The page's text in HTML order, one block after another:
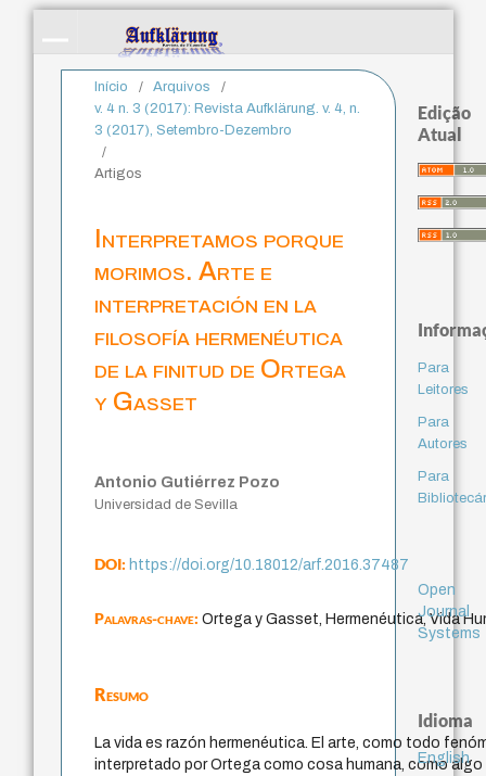
Início / Arquivos
/
v. 4 n. 3 (2017): Revista Aufklärung. v. 4, n.
3 (2017), Setembro-Dezembro
/
Artigos
Interpretamos porque
morimos. Arte e
interpretación en la
filosofía hermenéutica
de la finitud de Ortega
y Gasset
Antonio Gutiérrez Pozo
Universidad de Sevilla
DOI:https://doi.org/10.18012/arf.2016.37487
Palavras-chave:Ortega y Gasset, Hermenéutica, Vida
Resumo
La vida es razón hermenéutica. El arte, como todo
interpretado por Ortega como cosa humana, como
Edição
Atual
Para
Leitores
Para
Autores
Para
Open
Journal
Systems
Idioma
English